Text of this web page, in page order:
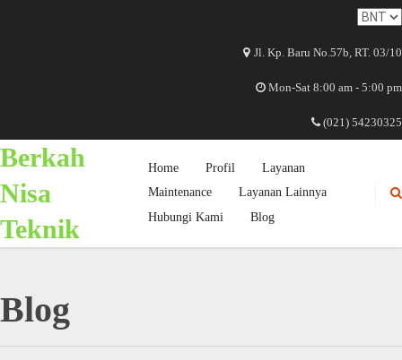
Jl. Kp. Baru No.57b, RT. 03/10
Mon-Sat 8:00 am - 5:00 pm
(021) 54230325
Berkah
Nisa
Teknik
Home Profil
Layanan
Maintenance
Layanan Lainnya
Hubungi Kami
Blog
Blog